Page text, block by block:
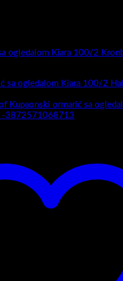
ogledalom Kiara 100/2